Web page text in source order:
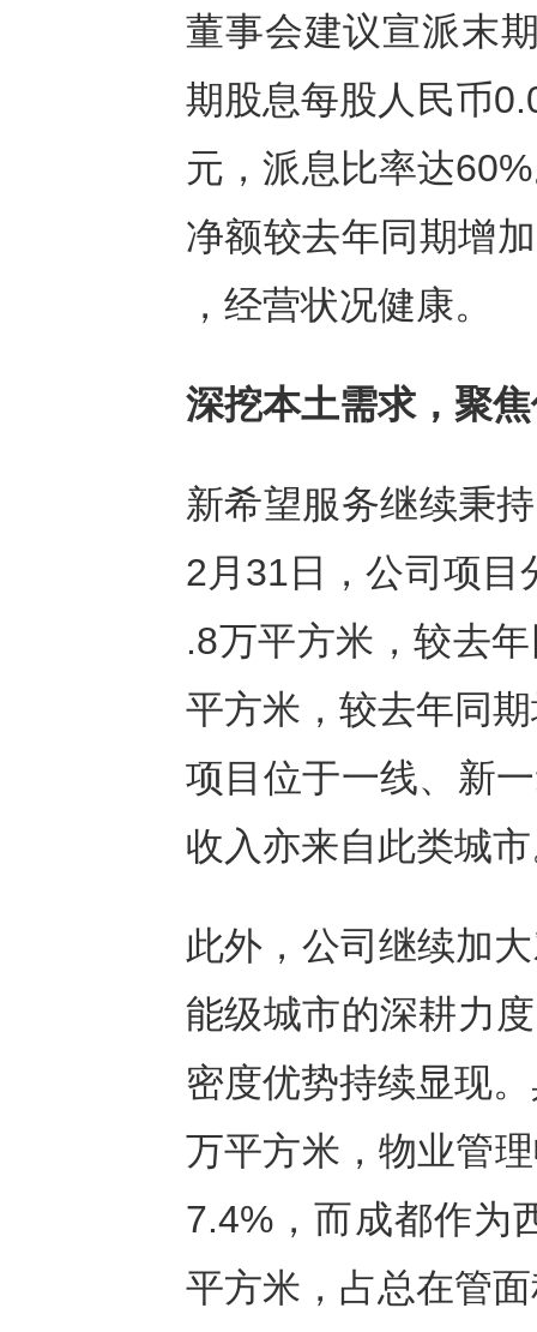
董事会建议宣派末
期股息每股人民币
元，派息比率达
净额较去年同期增
，经营状况健康。
深挖本土需求，聚
新希望服务继续秉
2月31日，公司项目
.8万平方米，较去
平方米，较去年同
项目位于一线、新
收入亦来自此类城
此外，公司继续加
能级城市的深耕力
密度优势持续显现
万平方米，物业管
7.4%，而成都作为
平方米，占总在管